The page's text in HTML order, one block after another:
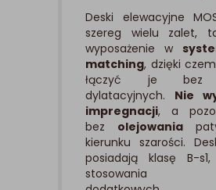
Deski elewacyjne
szereg wielu zalet,
wyposażenie w
matching, dzięki
łączyć je bez
dylatacyjnych. Nie
impregnacji, a
bez olejowania
kierunku szarości.
posiadają klasę B-
stosowania